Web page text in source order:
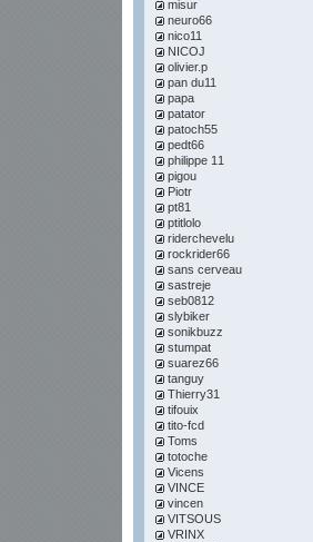
misur
neuro66
nico11
NICOJ
olivier.p
pan du11
papa
patator
patoch55
pedt66
philippe 11
pigou
Piotr
pt81
ptitlolo
riderchevelu
rockrider66
sans cerveau
sastreje
seb0812
slybiker
sonikbuzz
stumpat
suarez66
tanguy
Thierry31
tifouix
tito-fcd
Toms
totoche
Vicens
VINCE
vincen
VITSOUS
VRINX